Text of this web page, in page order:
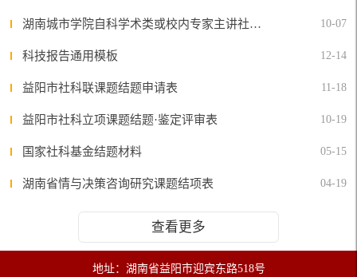
湖南城市学院自科学术类或校内专家主讲社科学术类论坛备案表 10-07
科技报告通用模板 12-14
益阳市社科联课题结题申请表 11-18
益阳市社科立项课题结题·鉴定评审表 10-19
国家社科基金结题材料 05-15
湖南省情与决策咨询研究课题结项表 04-19
查看更多
地址：湖南省益阳市迎宾东路518号